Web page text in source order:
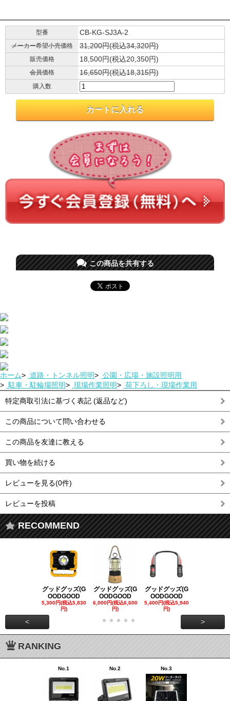
型番 CB-KG-SJ3A-2
メーカー希望小売価格 31,200円(税込34,320円)
販売価格 18,500円(税込20,350円)
会員価格 16,650円(税込18,315円)
購入数
この商品を共有する
ホーム> 道路・トンネル照明> 公園・広場・施設照明用
> 駐車・駐輪場照明> 現場作業照明> 荷下ろし・現場作業用
特定商取引法に基づく表記 (返品など)
この商品について問い合わせる
この商品を友達に教える
買い物を続ける
レビューを見る(0件)
レビューを投稿
RECOMMEND
グッドグッズ(G
OODGOOD
5,300円(税込5,830
円)
グッドグッズ(G
OODGOOD
6,000円(税込6,600
円)
グッドグッズ(G
OODGOOD
5,400円(税込5,940
円)
< >
RANKING
No.1 No.2 No.3